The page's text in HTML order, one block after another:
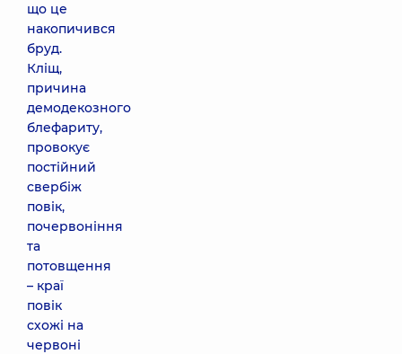
що це
накопичився
бруд.
Кліщ,
причина
демодекозного
блефариту,
провокує
постійний
свербіж
повік,
почервоніння
та
потовщення
– краї
повік
схожі на
червоні